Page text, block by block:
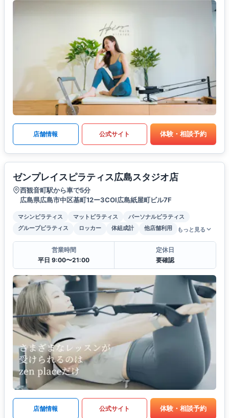
店舗情報 公式サイト 体験・相談予約
ゼンプレイスピラティス広島スタジオ店
西観音町駅から車で5分
広島県広島市中区基町12ー3COI広島紙屋町ビル7F
マシンピラティス マットピラティス
パーソナルピラティス
グループピラティス
ロッカー 体組成計 他店舗利用 もっと見る
営業時間
平日 9:00〜21:00
定休日
要確認
店舗情報 公式サイト 体験・相談予約